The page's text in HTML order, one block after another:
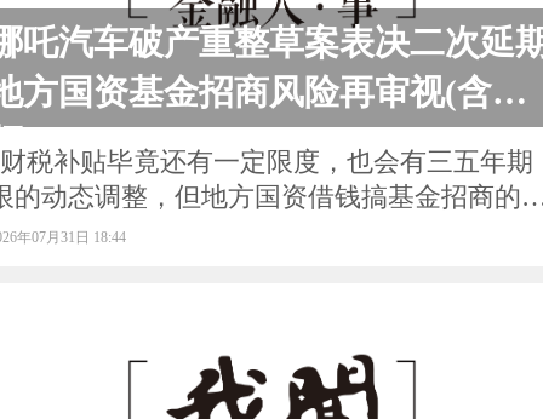
吒汽车破产重整草案表决二次延
方国资基金招商风险再审视(含视
)
税补贴毕竟还有一定限度，也会有三五年期
的动态调整，但地方国资借钱搞基金招商的
是巨大的”
年07月31日 18:44